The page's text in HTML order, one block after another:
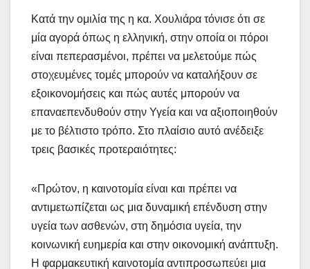
Κατά την ομιλία της η κα. Χουλιάρα τόνισε ότι σε
μία αγορά όπως η ελληνική, στην οποία οι πόροι
είναι πεπερασμένοι, πρέπει να μελετούμε πώς
στοχευμένες τομές μπορούν να καταλήξουν σε
εξοικονομήσεις και πώς αυτές μπορούν να
επαναεπενδυθούν στην Υγεία και να αξιοποιηθούν
με το βέλτιστο τρόπο. Στο πλαίσιο αυτό ανέδειξε
τρεις βασικές προτεραιότητες:
«Πρώτον, η καινοτομία είναι και πρέπει να
αντιμετωπίζεται ως μια δυναμική επένδυση στην
υγεία των ασθενών, στη δημόσια υγεία, την
κοινωνική ευημερία και στην οικονομική ανάπτυξη.
Η φαρμακευτική καινοτομία αντιπροσωπεύει μια